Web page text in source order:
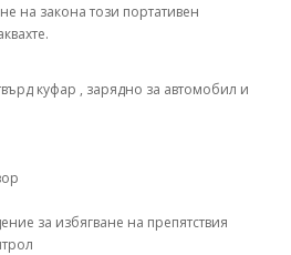
на закона този портативен
куфар , зарядно за автомобил и
за избягване на препятствия